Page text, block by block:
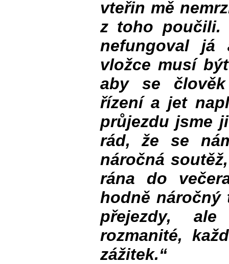
vteřin mě
z toho poučili.
nefungoval
vložce musí
aby se
řízení a jet
průjezdu jsme
rád, že se
náročná
rána do
hodně náročný
přejezdy,
rozmanité,
zážitek.“